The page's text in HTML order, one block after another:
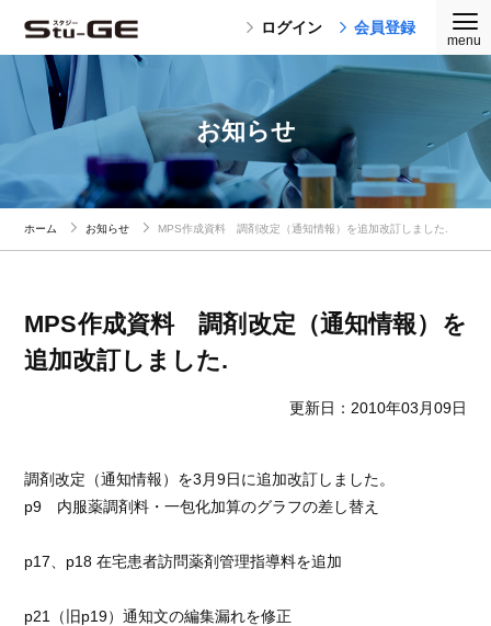
ログイン 会員登録
お知らせ
ホーム お知らせ MPS作成資料 調剤改定（通知情報）を追加改訂しました.
MPS作成資料 調剤改定（通知情報）を
追加改訂しました.
更新日：2010年03月09日
調剤改定（通知情報）を3月9日に追加改訂しました。
p9 内服薬調剤料・一包化加算のグラフの差し替え
p17、p18 在宅患者訪問薬剤管理指導料を追加
p21（旧p19）通知文の編集漏れを修正